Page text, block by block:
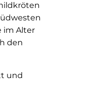
im Alter
den
und